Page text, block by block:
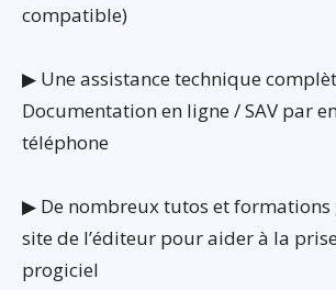
compatible)
▶ Une assistance technique
Documentation en ligne / SAV par
téléphone
▶ De nombreux tutos et
site de l’éditeur pour aider à la
progiciel